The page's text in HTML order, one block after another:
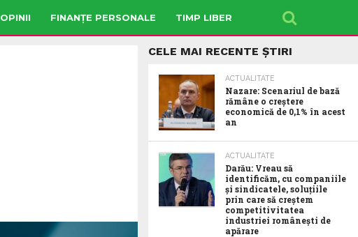
OPINII FINANȚE PERSONALE TIMP LIBER
CELE MAI RECENTE ȘTIRI
ACTUALITATE
Nazare: Scenariul de bază
rămâne o creștere
economică de 0,1% în acest
an
ACTUALITATE
Darău: Vreau să
identificăm, cu companiile
și sindicatele, soluțiile
prin care să creștem
competitivitatea
industriei românești de
apărare